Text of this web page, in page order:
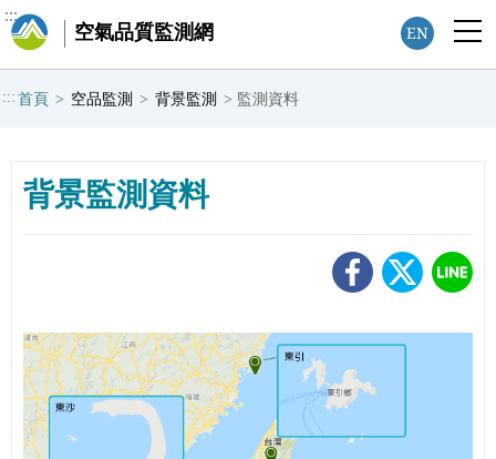
空氣品質監測網
:::
EN
::: 首頁 > 空品監測 > 背景監測 > 監測資料
背景監測資料